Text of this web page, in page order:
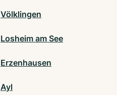
Völklingen
Losheim am See
Erzenhausen
Ayl